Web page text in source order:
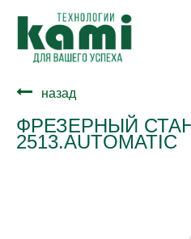
назад
ФРЕЗЕРНЫЙ
2513.AUTOMATIC